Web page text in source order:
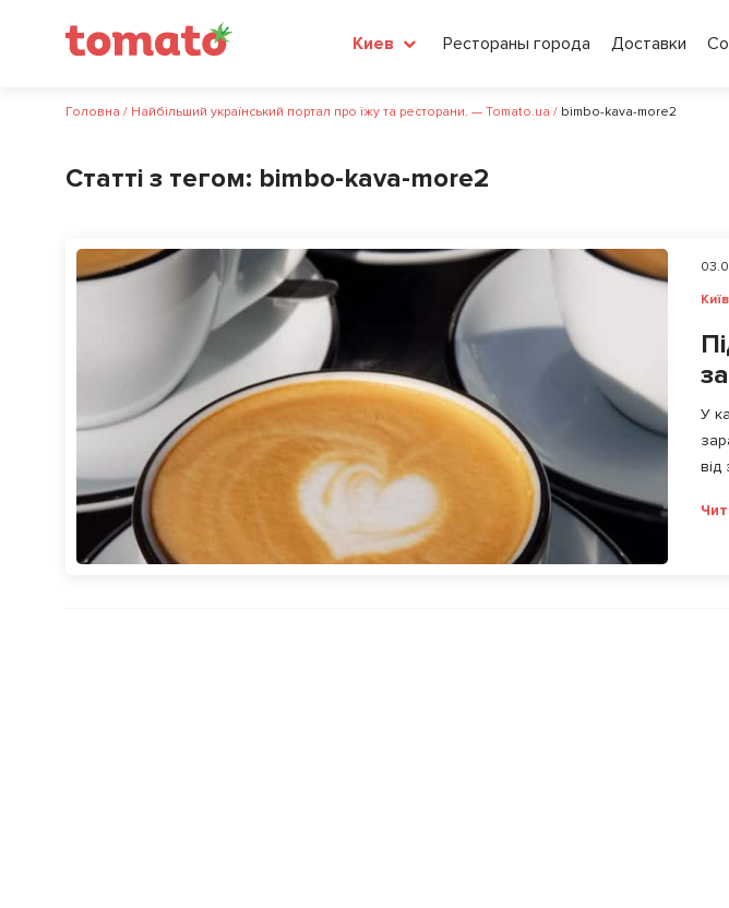
Киев Рестораны города Доставки
Головна / Найбільший український портал про їжу та ресторани. — Tomato.ua / bimbo-kava-more2
Статті з тегом: bimbo-kava-more2
Київ
У
від